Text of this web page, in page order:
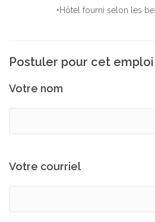
•Hôtel fourni selon les
Postuler pour cet emploi
Votre nom
Votre courriel